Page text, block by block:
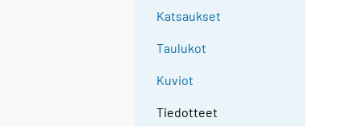
Katsaukset
Taulukot
Kuviot
Tiedotteet